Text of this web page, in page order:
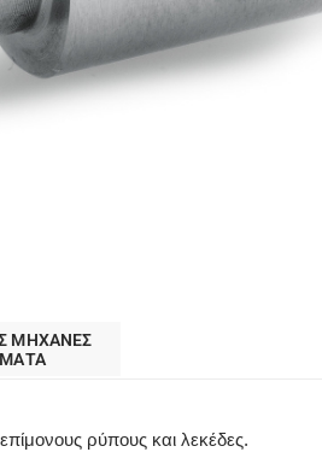
ΜΗΧΑΝΕΣ
ρύπους και λεκέδες.